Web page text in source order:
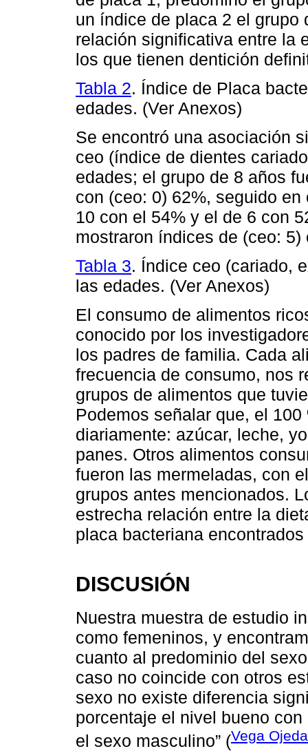
un índice de placa 2 el grupo
relación significativa entre la
los que tienen dentición
Tabla 2. Índice de Placa
edades. (Ver Anexos)
Se encontró una asociación
ceo (índice de dientes
edades; el grupo de 8 años
con (ceo: 0) 62%, seguido
10 con el 54% y el de 6 con
mostraron índices de (ceo:
Tabla 3. Índice ceo (cariado,
las edades. (Ver Anexos)
El consumo de alimentos
conocido por los
los padres de familia. Cada
frecuencia de consumo, nos
grupos de alimentos que
Podemos señalar que, el
diariamente: azúcar, leche,
panes. Otros alimentos
fueron las mermeladas, con
grupos antes mencionados.
estrecha relación entre la
placa bacteriana encontrados
DISCUSIÓN
Nuestra muestra de estudio
como femeninos, y
cuanto al predominio del
caso no coincide con otros
sexo no existe diferencia
porcentaje el nivel bueno
el sexo masculino” (Vega